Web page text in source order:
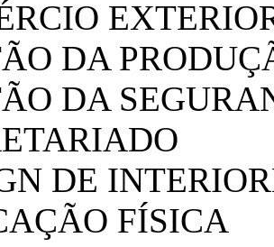
DA
DA
DE
FÍSICA